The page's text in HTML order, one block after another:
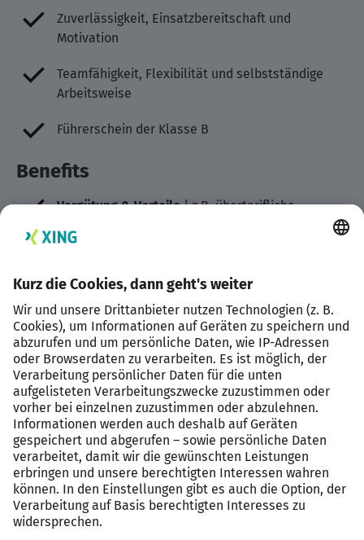
Zuverlässigkeit, Einsatzbereitschaft und
Motivation
Teamfähigkeit, Flexibilität und selbstständige
Arbeitsweise
Führerschein der Klasse B
Benefits
Vergütung & Vorteile| z.B. übertarifliche
individuelle Prämien und Sonderzahlungen;
mit Tankrabatt; Ladestation für Elektrofahrzeuge
Gesundheit & Wohlbefinden| z.B. 30 Tage
Jahresurlaub; jahreszeitenabhängige
Arbeitszeiten; REIF GRUPPE LIFE
Gesundheitsmanagement mit Angeboten zu
Bewegung und psychosozialer Gesundheit;
bedarfsgerechte, gesundheitsfördernde
Arbeitsmaterialien; Angebote für Familien;
Freistellung für Ehrenamt
Förderung & Entwicklung| z.B. individuelle
Laufbahnplanung; stetiger
Entwicklungsaustausch; vollständige